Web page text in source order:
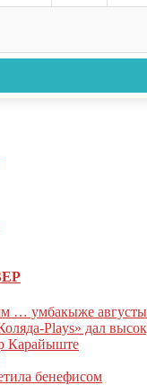
… умбакыже
Plays» дал
Карайыште
бенефисом